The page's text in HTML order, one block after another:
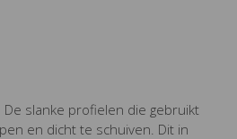
slanke profielen die gebruikt
en dicht te schuiven. Dit in